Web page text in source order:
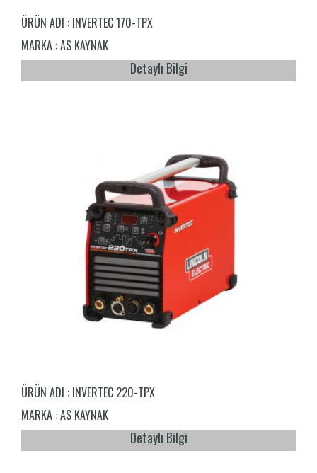
ÜRÜN ADI : INVERTEC 170-TPX
MARKA :AS KAYNAK
Detaylı Bilgi
ÜRÜN ADI : INVERTEC 220-TPX
MARKA :AS KAYNAK
Detaylı Bilgi